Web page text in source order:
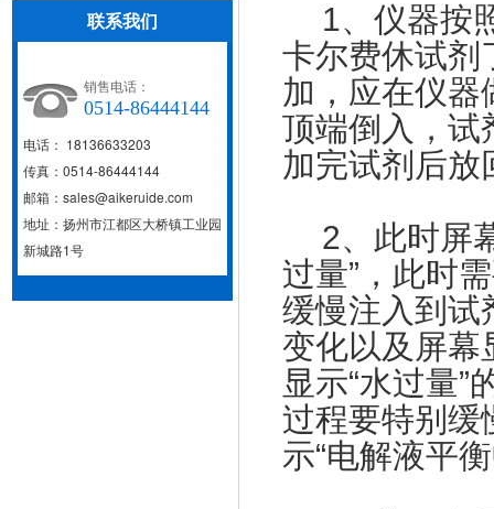
联系我们
销售电话：
0514-86444144
电话： 18136633203
传真：0514-86444144
邮箱：sales@aikeruide.com
地址：扬州市江都区大桥镇工业园
新城路1号
1、仪器按
卡尔费休试剂
加，应在仪器
顶端倒入，试
加完试剂后放
2、此时屏
过量”，此时
缓慢注入到试
变化以及屏幕
显示“水过量”
过程要特别缓
示“电解液平